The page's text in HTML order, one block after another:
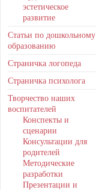
эстетическое
развитие
Статьи по дошкольному
образованию
Страничка логопеда
Страничка психолога
Творчество наших
воспитателей
Конспекты и
сценарии
Консультации для
родителей
Методические
разработки
Презентации и